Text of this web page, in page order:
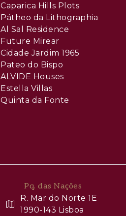
Caparica Hills Plots
Pátheo da Lithographia
Al Sal Residence
Future Mirear
Cidade Jardim 1965
Pateo do Bispo
ALVIDE Houses
Estella Villas
Quinta da Fonte
Pq. das Nações
R. Mar do Norte 1E
1990-143 Lisboa